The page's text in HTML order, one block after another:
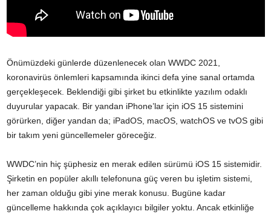
Önümüzdeki günlerde düzenlenecek olan WWDC 2021,
koronavirüs önlemleri kapsamında ikinci defa yine sanal ortamda
gerçekleşecek. Beklendiği gibi şirket bu etkinlikte yazılım odaklı
duyurular yapacak. Bir yandan iPhone’lar için iOS 15 sistemini
görürken, diğer yandan da; iPadOS, macOS, watchOS ve tvOS gibi
bir takım yeni güncellemeler göreceğiz.
WWDC’nin hiç şüphesiz en merak edilen sürümü iOS 15 sistemidir.
Şirketin en popüler akıllı telefonuna güç veren bu işletim sistemi,
her zaman olduğu gibi yine merak konusu. Bugüne kadar
güncelleme hakkında çok açıklayıcı bilgiler yoktu. Ancak etkinliğe